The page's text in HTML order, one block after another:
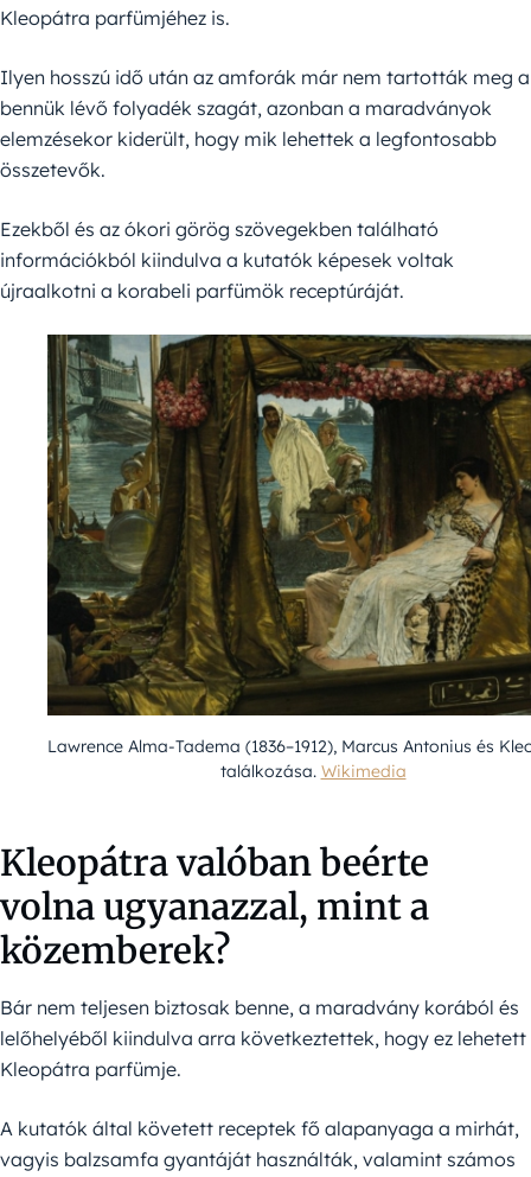
Kleopátra parfümjéhez is.
Ilyen hosszú idő után az amforák már nem tartották meg a
bennük lévő folyadék szagát, azonban a maradványok
elemzésekor kiderült, hogy mik lehettek a legfontosabb
összetevők.
Ezekből és az ókori görög szövegekben található
információkból kiindulva a kutatók képesek voltak
újraalkotni a korabeli parfümök receptúráját.
Lawrence Alma-Tadema (1836–1912), Marcus Antonius és
találkozása. Wikimedia
Kleopátra valóban beérte
volna ugyanazzal, mint a
közemberek?
Bár nem teljesen biztosak benne, a maradvány korából és
lelőhelyéből kiindulva arra következtettek, hogy ez lehetett
Kleopátra parfümje.
A kutatók által követett receptek fő alapanyaga a mirhát,
vagyis balzsamfa gyantáját használták, valamint számos